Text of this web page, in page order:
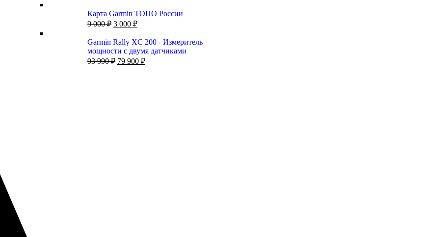
Карта Garmin ТОПО России
9 000₽ 3 000 ₽
Garmin Rally XC 200 - Измеритель
мощности с двумя датчиками
93 990₽ 79 900 ₽